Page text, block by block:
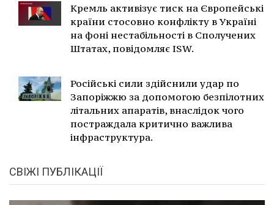
Кремль активізує тиск на Європейські
країни стосовно конфлікту в Україні
на фоні нестабільності в Сполучених
Штатах, повідомляє ISW.
Російські сили здійснили удар по
Запоріжжю за допомогою безпілотних
літальних апаратів, внаслідок чого
постраждала критично важлива
інфраструктура.
СВІЖІ ПУБЛІКАЦІЇ